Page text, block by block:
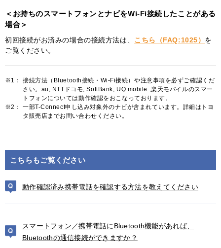
＜お持ちのスマートフォンとナビをWi-Fi接続したことがある
場合＞
初回接続がお済みの場合の接続方法は、 こちら（FAQ:1025） を
ご覧ください。
※1：
接続方法（Bluetooth接続・Wi-Fi接続）や注意事項を必ずご確認くだ
さい。au, NTTドコモ, SoftBank, UQ mobile ,楽天モバイルのスマー
トフォンについては動作確認をおこなっております。
※2：
一部T-Connect申し込み対象外のナビが含まれています。詳細はトヨ
タ販売店までお問い合わせください。
こちらもご覧ください
動作確認済み携帯電話を確認する方法を教えてください
スマートフォン／携帯電話にBluetooth機能があれば、
Bluetoothの通信接続ができますか？